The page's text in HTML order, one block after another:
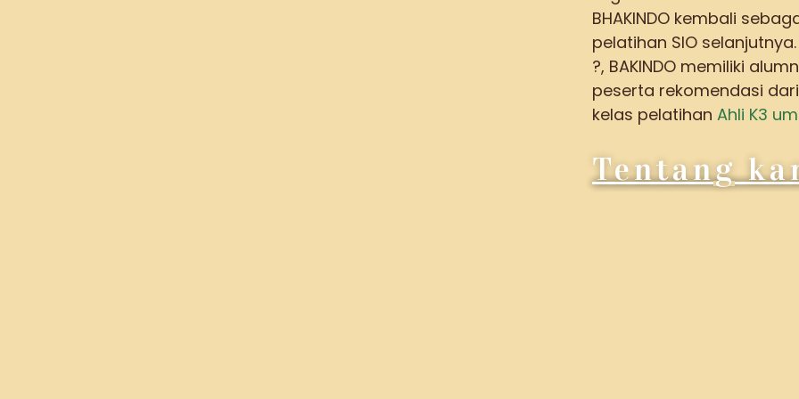
BHAKINDO kembali
pelatihan SIO
?, BAKINDO memiliki
peserta rekomendasi
kelas pelatihanAhli K3
Tentang